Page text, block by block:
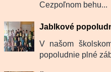
Cezpoľnom behu...
Jablkové
V našom
popoludnie plné